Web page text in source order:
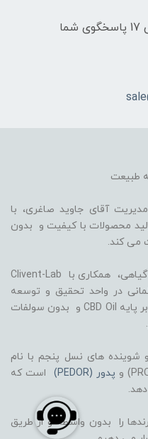
شنبه تا پنج شنبه ، از ساعت 9 الی 17 پاسخگوی شما
طبیعت
آقای جاوید صاغری، با
محصولات با کیفیت و بدون
می کند.
ما با بهره گیری از سلول های بنیادی گیاهی، همکاری با Clivent-Lab
در واحد تحقیق و توسعه
(R&D)، فرمولاسیون منحصر به فردی بر پایه CBD Oil و بدون سولفات
شوینده های نسل پنجم با نام
پدور (PEDOR)
است که
را بدون واسطه و از طریق